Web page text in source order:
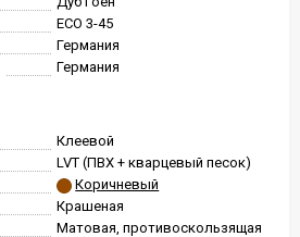
ЕСО 3-45
Германия
Германия
Клеевой
LVT (ПВХ + кварцевый песок)
Коричневый
Крашеная
Матовая, противоскользящая